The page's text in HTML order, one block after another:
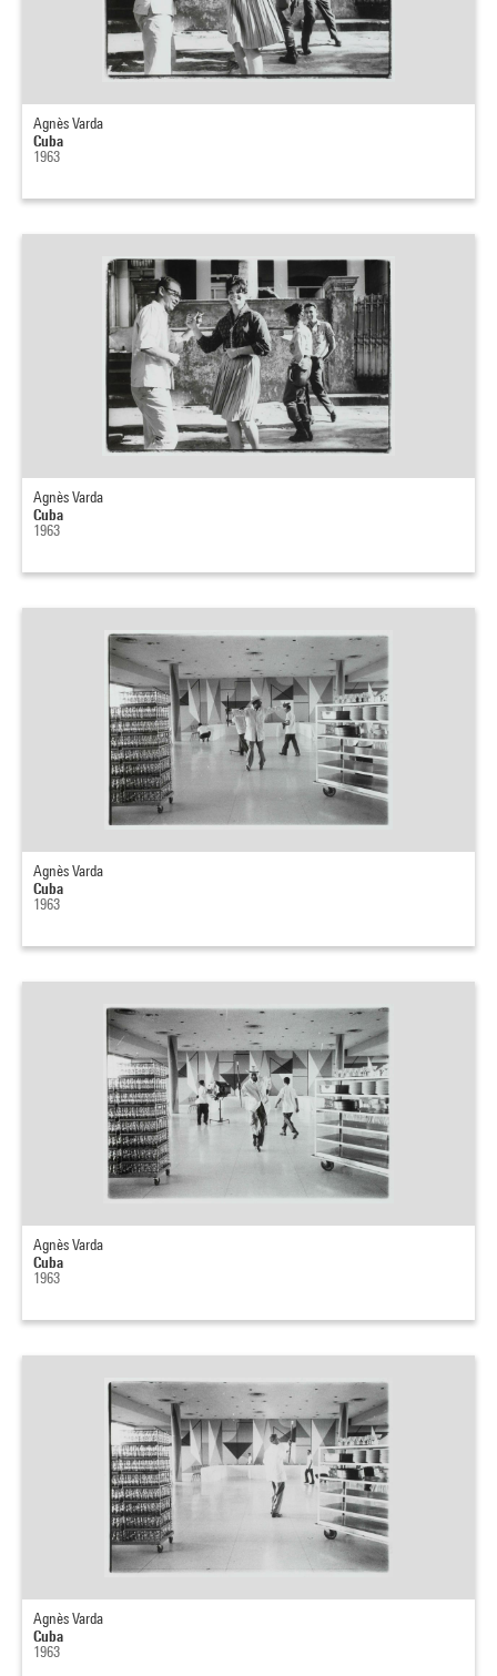
Agnès Varda
Cuba
1963
Agnès Varda
Cuba
1963
Agnès Varda
Cuba
1963
Agnès Varda
Cuba
1963
Agnès Varda
Cuba
1963